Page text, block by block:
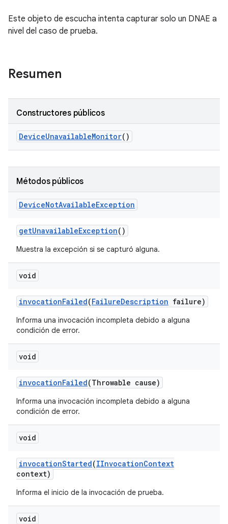
Este objeto de escucha intenta capturar solo un DNAE a
nivel del caso de prueba.
Resumen
Constructores públicos
DeviceUnavailableMonitor()
Métodos públicos
DeviceNotAvailableException
getUnavailableException()
Muestra la excepción si se capturó alguna.
void
invocationFailed(FailureDescription failure)
Informa una invocación incompleta debido a alguna
condición de error.
void
invocationFailed(Throwable cause)
Informa una invocación incompleta debido a alguna
condición de error.
void
invocationStarted(IInvocationContext
context)
Informa el inicio de la invocación de prueba.
void